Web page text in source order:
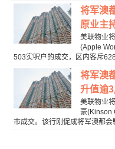
将军澳
原业主
美联物业
(Apple
503实呎户的成交，区内客斥
将军澳
升值逾3
美联物业
豪(Kinson
市成交。该行刚促成将军澳都会